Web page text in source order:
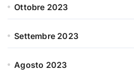
Ottobre 2023
Settembre 2023
Agosto 2023